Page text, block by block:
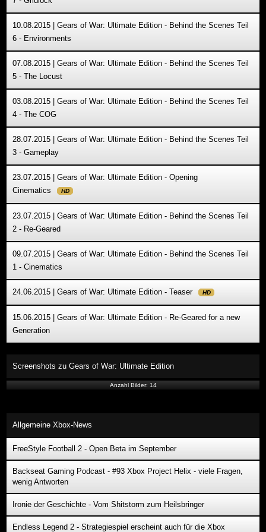
10.08.2015 | Gears of War: Ultimate Edition - Behind the Scenes Teil
6 - Environments
07.08.2015 | Gears of War: Ultimate Edition - Behind the Scenes Teil
5 - The Locust
03.08.2015 | Gears of War: Ultimate Edition - Behind the Scenes Teil
4 - The COG
28.07.2015 | Gears of War: Ultimate Edition - Behind the Scenes Teil
3 - Gameplay
23.07.2015 | Gears of War: Ultimate Edition - Opening
Cinematics
HD
23.07.2015 | Gears of War: Ultimate Edition - Behind the Scenes Teil
2 - Re-Geared
09.07.2015 | Gears of War: Ultimate Edition - Behind the Scenes Teil
1 - Cinematics
24.06.2015 | Gears of War: Ultimate Edition - Teaser HD
15.06.2015 | Gears of War: Ultimate Edition - Re-Geared for a new
Generation
Screenshots zu Gears of War: Ultimate Edition
Anzahl Bilder: 14
Allgemeine Xbox-News
FreeStyle Football 2 - Open Beta im September
Backseat Gaming Podcast - #93 Xbox Project Helix - viele Fragen,
wenig Antworten
Ironie der Geschichte - Vom Shitstorm zum Heilsbringer
Endless Legend 2 - Strategiespiel erscheint auch für die Xbox